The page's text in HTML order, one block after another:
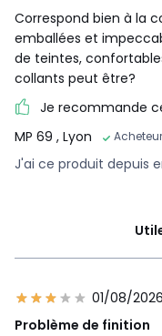
Correspond bien à la
emballées et
de teintes,
collants peut être?
Je recommande
MP 69 , Lyon
J'ai ce produit depuis
01/08/2026
Problème de finition